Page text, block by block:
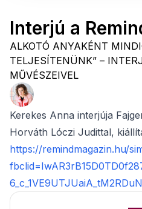
Interjú a
ALKOTÓ ANYAKÉNT
TELJESÍTENÜNK” –
MŰVÉSZEIVEL
Kerekes Anna interjúja
Horváth Lóczi Judittal,
https://remindmagazin.hu/